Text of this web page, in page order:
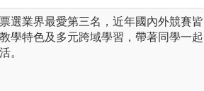
選業界最愛第三名，近年國內外競賽皆
學特色及多元跨域學習，帶著同學一起
。